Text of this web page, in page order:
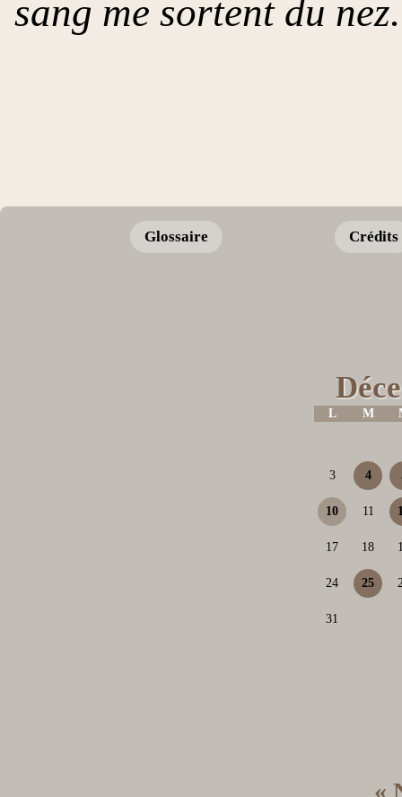
sang me sortent du nez.
Glossaire Crédits
L M
3 4
10 11
17 18
24 25
31
«